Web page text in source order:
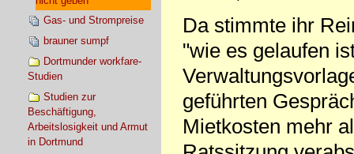
Gas- und Strompreise
brauner sumpf
Dortmunder workfare-
Studien
Studien zur
Beschäftigung,
Arbeitslosigkeit und Armut
in Dortmund
Da stimmte ihr
"wie es gelaufen
geführten
Mietkosten mehr